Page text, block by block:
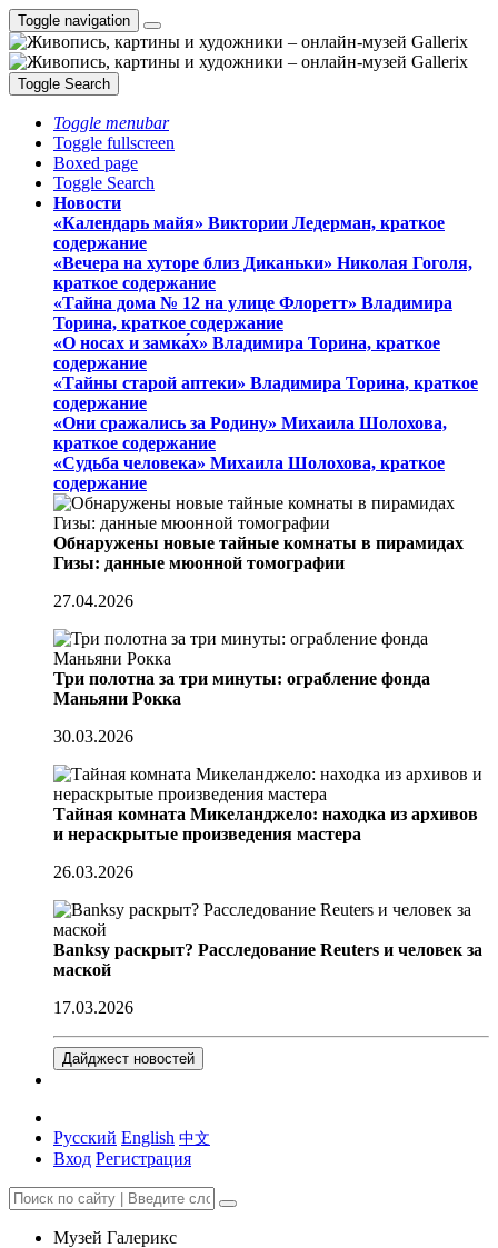
Toggle navigation
Toggle Search
Toggle menubar
Toggle fullscreen
Boxed page
Toggle Search
Новости
«Календарь майя» Виктории Ледерман, краткое
содержание
«Вечера на хуторе близ Диканьки» Николая Гоголя,
краткое содержание
«Тайна дома № 12 на улице Флоретт» Владимира
Торина, краткое содержание
«О носах и замка́х» Владимира Торина, краткое
содержание
«Тайны старой аптеки» Владимира Торина, краткое
содержание
«Они сражались за Родину» Михаила Шолохова,
краткое содержание
«Судьба человека» Михаила Шолохова, краткое
содержание
Обнаружены новые тайные комнаты в пирамидах
Гизы: данные мюонной томографии
27.04.2026
Три полотна за три минуты: ограбление фонда
Маньяни Рокка
30.03.2026
Тайная комната Микеланджело: находка из архивов
и нераскрытые произведения мастера
26.03.2026
Banksy раскрыт? Расследование Reuters и человек за
маской
17.03.2026
Дайджест новостей
Русский English 中文
Вход Регистрация
Музей Галерикс